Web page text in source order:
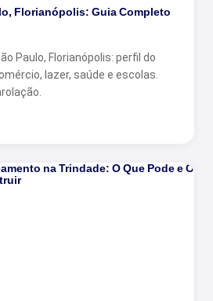
Florianópolis: Guia Completo
Paulo, Florianópolis: perfil do
lazer, saúde e escolas.